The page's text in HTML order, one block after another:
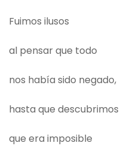
Fuimos ilusos
al pensar que todo
nos había sido negado,
hasta que descubrimos
que era imposible